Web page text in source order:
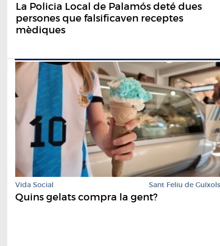
La Policia Local de Palamós deté dues
persones que falsificaven receptes
mèdiques
Vida Social Sant Feliu de Guíxols
Quins gelats compra la gent?